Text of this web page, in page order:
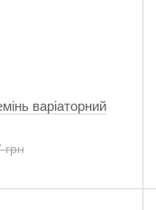
варіаторний
грн